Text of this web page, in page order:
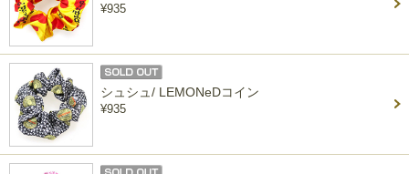
¥935
シュシュ/ LEMONeDコイン
¥935